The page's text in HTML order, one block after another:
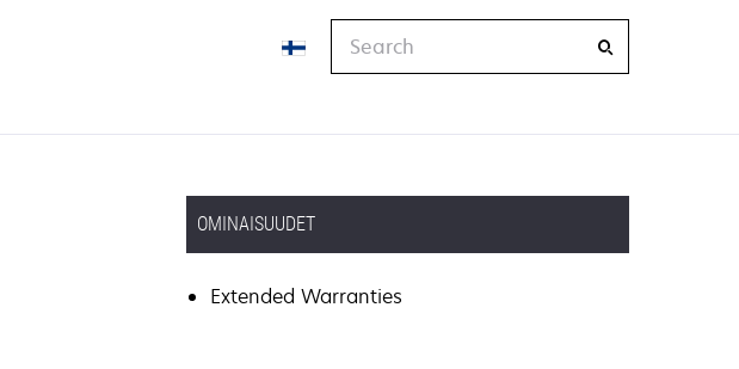
OMINAISUUDET
Extended Warranties